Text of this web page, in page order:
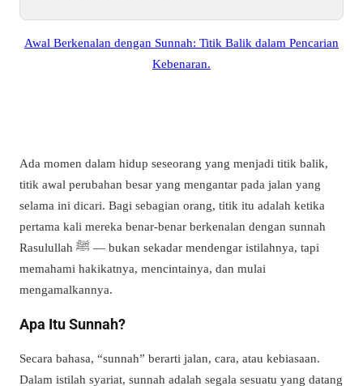
Awal Berkenalan dengan Sunnah: Titik Balik dalam Pencarian
Kebenaran.
Ada momen dalam hidup seseorang yang menjadi titik balik,
titik awal perubahan besar yang mengantar pada jalan yang
selama ini dicari. Bagi sebagian orang, titik itu adalah ketika
pertama kali mereka benar-benar berkenalan dengan sunnah
Rasulullah ﷺ — bukan sekadar mendengar istilahnya, tapi
memahami hakikatnya, mencintainya, dan mulai
mengamalkannya.
Apa Itu Sunnah?
Secara bahasa, “sunnah” berarti jalan, cara, atau kebiasaan.
Dalam istilah syariat, sunnah adalah segala sesuatu yang datang